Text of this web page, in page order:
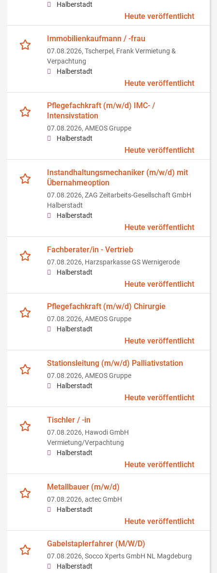
Halberstadt
Heute veröffentlicht
Immobilienkaufmann / -frau
07.08.2026, Tscherpel, Frank Vermietung &
Verpachtung
Halberstadt
Heute veröffentlicht
Pflegefachkraft (m/w/d) IMC- /
Intensivstation
07.08.2026, AMEOS Gruppe
Halberstadt
Heute veröffentlicht
Instandhaltungsmechaniker (m/w/d) mit
Übernahmeoption
07.08.2026, ZAG Zeitarbeits-Gesellschaft GmbH
Halberstadt
Halberstadt
Heute veröffentlicht
Fachberater/in - Vertrieb
07.08.2026, Harzsparkasse GS Wernigerode
Halberstadt
Heute veröffentlicht
Pflegefachkraft (m/w/d) Chirurgie
07.08.2026, AMEOS Gruppe
Halberstadt
Heute veröffentlicht
Stationsleitung (m/w/d) Palliativstation
07.08.2026, AMEOS Gruppe
Halberstadt
Heute veröffentlicht
Tischler / -in
07.08.2026, Hawodi GmbH
Vermietung/Verpachtung
Halberstadt
Heute veröffentlicht
Metallbauer (m/w/d)
07.08.2026, actec GmbH
Halberstadt
Heute veröffentlicht
Gabelstaplerfahrer (M/W/D)
07.08.2026, Socco Xperts GmbH NL Magdeburg
Halberstadt